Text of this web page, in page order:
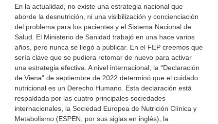
En la actualidad, no existe una estrategia nacional que
aborde la desnutrición, ni una visibilización y concienciación
del problema para los pacientes y el Sistema Nacional de
Salud. El Ministerio de Sanidad trabajó en una hace varios
años, pero nunca se llegó a publicar. En el FEP creemos que
sería clave que se pudiera retomar de nuevo para activar
una estrategia efectiva. A nivel internacional, la “Declaración
de Viena” de septiembre de 2022 determinó que el cuidado
nutricional es un Derecho Humano. Esta declaración está
respaldada por las cuatro principales sociedades
internacionales, la Sociedad Europea de Nutrición Clínica y
Metabolismo (ESPEN, por sus siglas en inglés), la